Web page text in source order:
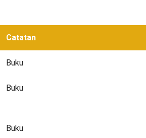
Catatan
Buku
Buku
Buku